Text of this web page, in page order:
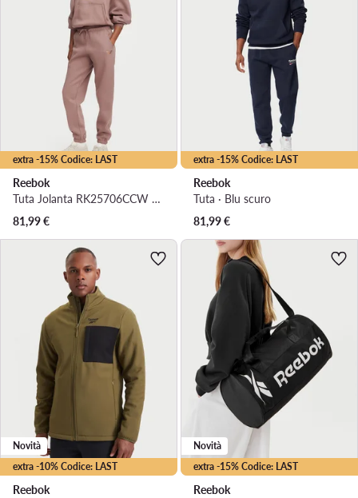
extra -15% Codice: LAST
Reebok
Tuta Jolanta RK25706CCW Marrone Regular Fit
81,99€
extra -15% Codice: LAST
Reebok
Tuta · Blu scuro
81,99€
extra -10% Codice: LAST
Novità
Reebok
extra -15% Codice: LAST
Novità
Reebok